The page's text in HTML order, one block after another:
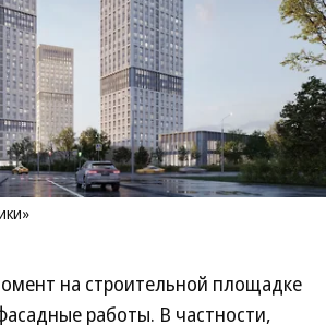
на строительной площадке
работы. В частности,